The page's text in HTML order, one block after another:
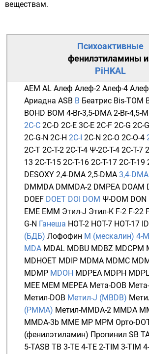
веществам.
Психоактивные
фенилэтиламины
PiHKAL
AEM AL Алеф Алеф-2 Алеф-4
Ариадна ASB B Беатрис Bis-TOM
BOHD BOM 4-Br-3,5-DMA 2-Br-4,5-
2C-C 2C-D 2C-E 3C-E 2C-F 2C-G 2C-
2C-G-N 2C-H 2C-I 2C-N 2C-O 2C-O-4
2C-T 2C-T-2 2C-T-4 Ψ-2C-T-4 2C-T-7
13 2C-T-15 2C-T-16 2C-T-17 2C-T-19
DESOXY 2,4-DMA 2,5-DMA 3,4-DMA
DMMDA DMMDA-2 DMPEA DOAM
DOEF DOET DOI DOM Ψ-DOM DON
EME EMM Этил-J Этил-K F-2 F-22
G-N Ганеша HOT-2 HOT-7 HOT-17
(БДБ) Лофофин М (мескалин) 4-
MDA MDAL MDBU MDBZ MDCPM
MDHOET MDIP MDMA MDMC
MDMP MDOH MDPEA MDPH
MEE MEM MEPEA Мета-DOB
Метил-DOB Метил-J (MBDB)
(PMMA) Метил-MMDA-2 MMDA
MMDA-3b MME MP MPM Орто-
(фенилэтиламин) Пропинил SB
5-TASB TB 3-TE 4-TE 2-TIM 3-TIM